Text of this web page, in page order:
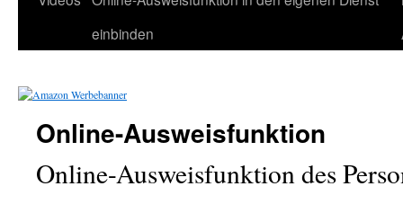
einbinden
Online-Ausweisfunktion
Online-Ausweisfunktion des